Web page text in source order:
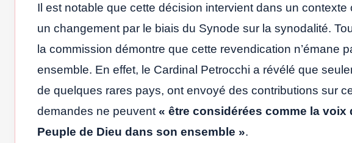
Il est notable que cette décision intervient dans un contexte
un changement par le biais du Synode sur la synodalité.
la commission démontre que cette revendication n’émane
ensemble. En effet, le Cardinal Petrocchi a révélé que
de quelques rares pays, ont envoyé des contributions sur
demandes ne peuvent « être considérées comme la
Peuple de Dieu dans son ensemble ».